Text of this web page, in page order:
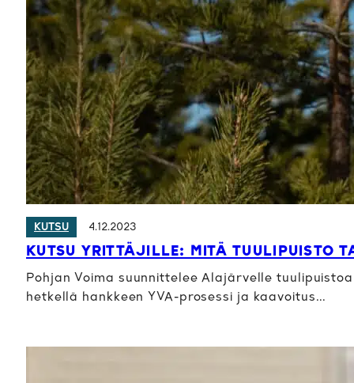
KUTSU 4.12.2023
KUTSU YRITTÄJILLE: MITÄ TUULIPUISTO
Pohjan Voima suunnittelee Alajärvelle
hetkellä hankkeen YVA-prosessi ja kaavoitus…